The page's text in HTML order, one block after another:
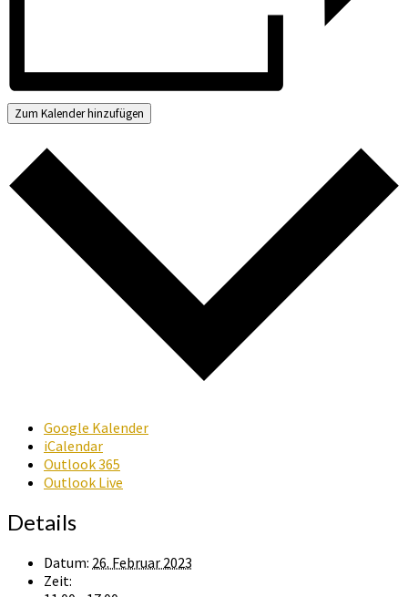
Zum Kalender hinzufügen
Google Kalender
iCalendar
Outlook 365
Outlook Live
Details
Datum: 26. Februar 2023
Zeit: